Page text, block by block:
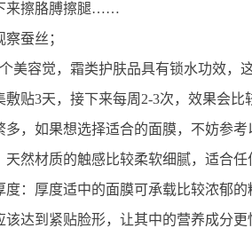
来擦胳膊擦腿……
蚕丝；
美容觉，霜类护肤品具有锁水功效，
贴3天，接下来每周2-3次，效果会比
，如果想选择适合的面膜，不妨参考
然材质的触感比较柔软细腻，适合任
：厚度适中的面膜可承载比较浓郁的
达到紧贴脸形，让其中的营养成分更